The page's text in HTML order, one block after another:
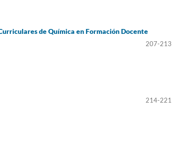
de Química en Formación Docente
207-213
214-221